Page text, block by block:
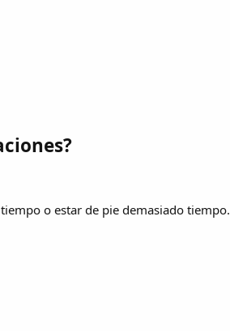
o estar de pie demasiado tiempo.